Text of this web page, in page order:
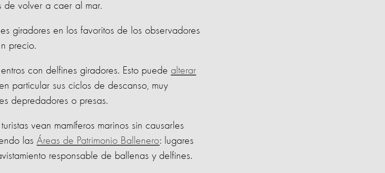
de volver a caer al mar.
giradores en los favoritos de los observadores
precio.
con delfines giradores. Esto puede alterar
particular sus ciclos de descanso, muy
depredadores o presas.
vean mamíferos marinos sin causarles
las Áreas de Patrimonio Ballenero: lugares
responsable de ballenas y delfines.